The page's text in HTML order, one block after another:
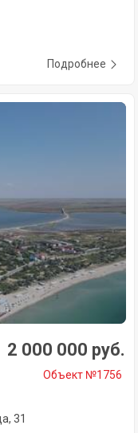
Подробнее
2 000 000 руб.
Объект №1756
31